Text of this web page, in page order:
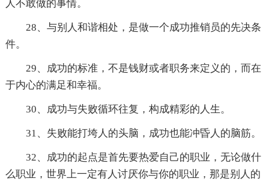
人不敢做的事情。
28、与别人和谐相处，是做一个成功推销员的先决条
件。
29、成功的标准，不是钱财或者职务来定义的，而在
于内心的满足和幸福。
30、成功与失败循环往复，构成精彩的人生。
31、失败能打垮人的头脑，成功也能冲昏人的脑筋。
32、成功的起点是首先要热爱自己的职业，无论做什
么职业，世界上一定有人讨厌你与你的职业，那是别人的